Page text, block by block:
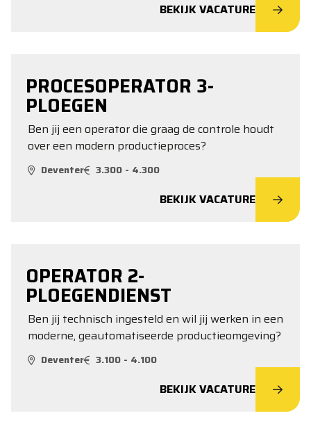
BEKIJK VACATURE
PROCESOPERATOR 3-
PLOEGEN
Ben jij een operator die graag de controle houdt
over een modern productieproces?
Deventer 3.300 - 4.300
BEKIJK VACATURE
OPERATOR 2-
PLOEGENDIENST
Ben jij technisch ingesteld en wil jij werken in een
moderne, geautomatiseerde productieomgeving?
Deventer 3.100 - 4.100
BEKIJK VACATURE